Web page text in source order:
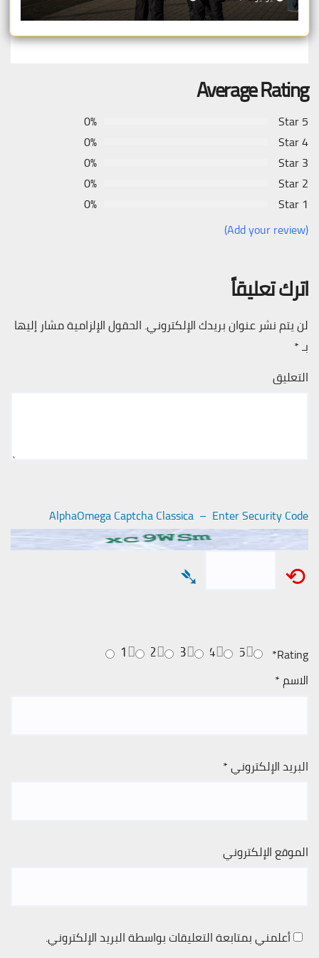
Average Rating
5 Star
0%
4 Star
0%
3 Star
0%
2 Star
0%
1 Star
0%
(Add your review)
اترك تعليقاً
لن يتم نشر عنوان بريدك الإلكتروني. الحقول الإلزامية مشار إليها
بـ*
التعليق
AlphaOmega Captcha Classica – Enter Security Code
⟲
➴
Rating
*
5
4
3
2
1
الاسم*
البريد الإلكتروني*
الموقع الإلكتروني
أعلمني بمتابعة التعليقات بواسطة البريد الإلكتروني.